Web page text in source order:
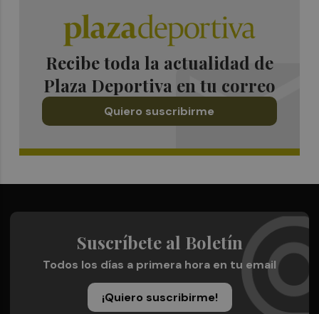
Recibe toda la actualidad de
Plaza Deportiva en tu correo
Quiero suscribirme
Suscríbete al Boletín
Todos los días a primera hora en tu email
¡Quiero suscribirme!